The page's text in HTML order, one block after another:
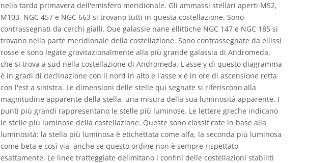
nella tarda primavera dell'emisfero meridionale. Gli ammassi stellari aperti M52,
M103, NGC 457 e NGC 663 si trovano tutti in questa costellazione. Sono
contrassegnati da cerchi gialli. Due galassie nane ellittiche NGC 147 e NGC 185 si
trovano nella parte meridionale della costellazione. Sono contrassegnate da ellissi
rosse e sono legate gravitazionalmente alla più grande galassia di Andromeda,
che si trova a sud nella costellazione di Andromeda. L'asse y di questo diagramma
è in gradi di declinazione con il nord in alto e l'asse x è in ore di ascensione retta
con l'est a sinistra. Le dimensioni delle stelle qui segnate si riferiscono alla
magnitudine apparente della stella, una misura della sua luminosità apparente. I
punti più grandi rappresentano le stelle più luminose. Le lettere greche indicano
le stelle più luminose della costellazione. Queste sono classificate in base alla
luminosità: la stella più luminosa è etichettata come alfa, la seconda più luminosa
come beta e così via, anche se questo ordine non è sempre rispettato
esattamente. Le linee tratteggiate delimitano i confini delle costellazioni stabiliti